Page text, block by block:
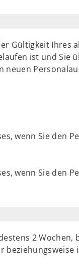
Gültigkeit Ihres
ist und Sie
wenn Sie den
wenn Sie den
2 Wochen,